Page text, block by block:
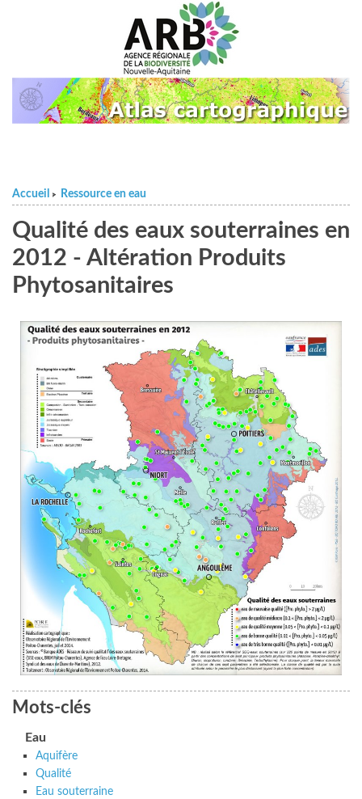
Accueil > Ressource en eau
Qualité des eaux souterraines en
2012 - Altération Produits
Phytosanitaires
Mots-clés
Eau
Aquifère
Qualité
Eau souterraine